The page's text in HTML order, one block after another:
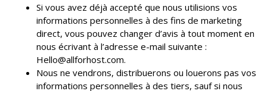
Si vous avez déjà accepté que nous utilisions vos
informations personnelles à des fins de marketing
direct, vous pouvez changer d’avis à tout moment en
nous écrivant à l’adresse e-mail suivante :
Hello@allforhost.com.
Nous ne vendrons, distribuerons ou louerons pas vos
informations personnelles à des tiers, sauf si nous